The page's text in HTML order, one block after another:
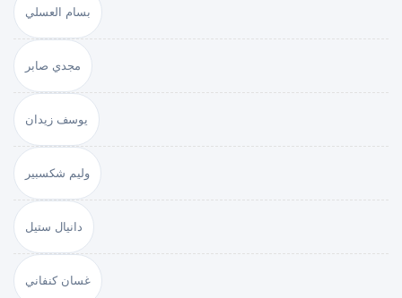
بسام العسلي
مجدي صابر
يوسف زيدان
وليم شكسبير
دانيال ستيل
غسان كنفاني